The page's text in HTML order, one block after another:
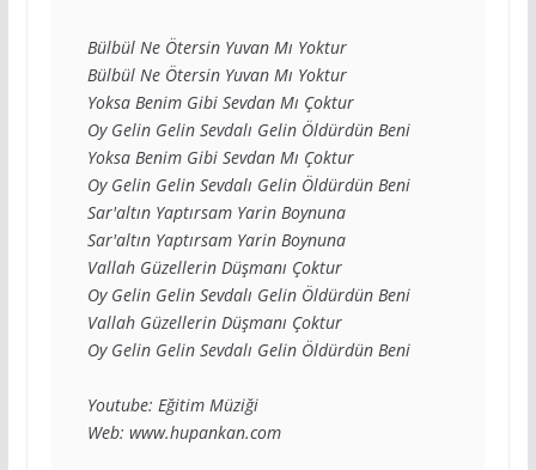
Bülbül Ne Ötersin Yuvan Mı Yoktur
Bülbül Ne Ötersin Yuvan Mı Yoktur
Yoksa Benim Gibi Sevdan Mı Çoktur
Oy Gelin Gelin Sevdalı Gelin Öldürdün Beni
Yoksa Benim Gibi Sevdan Mı Çoktur
Oy Gelin Gelin Sevdalı Gelin Öldürdün Beni
Sar'altın Yaptırsam Yarin Boynuna
Sar'altın Yaptırsam Yarin Boynuna
Vallah Güzellerin Düşmanı Çoktur
Oy Gelin Gelin Sevdalı Gelin Öldürdün Beni
Vallah Güzellerin Düşmanı Çoktur
Oy Gelin Gelin Sevdalı Gelin Öldürdün Beni
Youtube: Eğitim Müziği
Web: www.hupankan.com